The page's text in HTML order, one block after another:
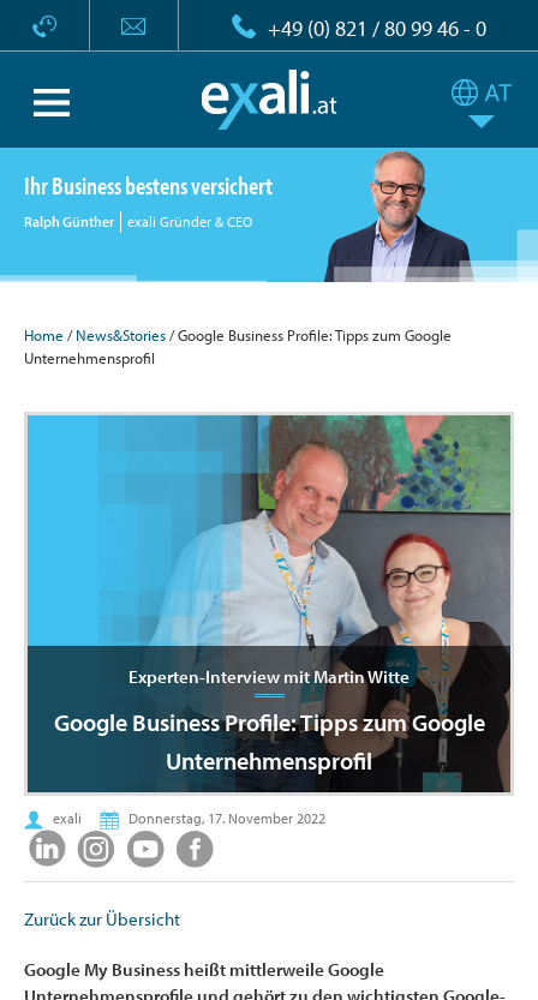
+49 (0) 821 / 80 99 46 - 0
Ihr Business bestens versichert
Ralph Günther exali Gründer & CEO
Home /News&Stories/ Google Business Profile: Tipps zum Google
Unternehmensprofil
Experten-Interview mit Martin Witte
Google Business Profile: Tipps zum Google
Unternehmensprofil
exali Donnerstag, 17. November 2022
Zurück zur Übersicht
Google My Business heißt mittlerweile Google
Unternehmensprofile und gehört zu den wichtigsten Google-